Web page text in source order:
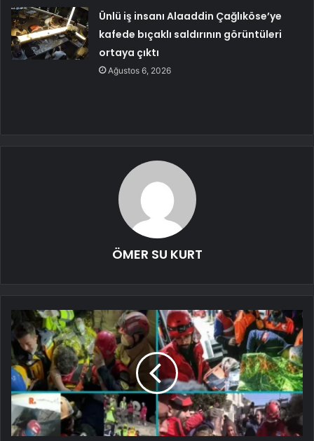
Ünlü iş insanı Alaaddin Çağlıköse’ye
kafede bıçaklı saldırının görüntüleri
ortaya çıktı
Ağustos 6, 2026
ÖMER SU KURT